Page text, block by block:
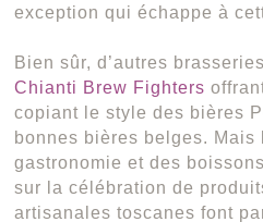
exception qui échappe à
Bien sûr, d’autres
Chianti Brew Fighters
copiant le style des bières
bonnes bières belges. Mais
gastronomie et des
sur la célébration de
artisanales toscanes font